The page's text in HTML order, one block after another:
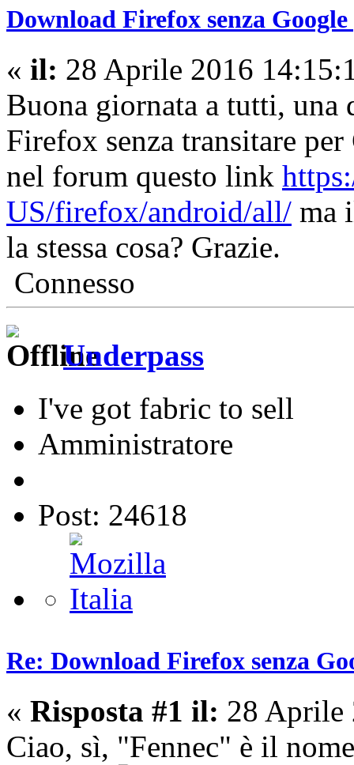
Download Firefox senza
« il: 28 Aprile 2016
Buona giornata a tutti, una
Firefox senza transitare
nel forum questo link
US/firefox/android/all/ ma
la stessa cosa? Grazie.
Connesso
Underpass
I've got fabric to sell
Amministratore
Post: 24618
Re: Download Firefox senza
« Risposta #1 il: 28 Aprile
Ciao, sì, "Fennec" è il